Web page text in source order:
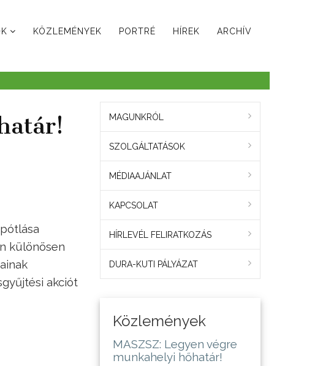
KÖZLEMÉNYEK PORTRÉ HÍREK ARCHÍV
különösen
akciót
MAGUNKRÓL
SZOLGÁLTATÁSOK
MÉDIAAJÁNLAT
KAPCSOLAT
HÍRLEVÉL FELIRATKOZÁS
DURA-KUTI PÁLYÁZAT
Közlemények
MASZSZ: Legyen végre
munkahelyi hőhatár!